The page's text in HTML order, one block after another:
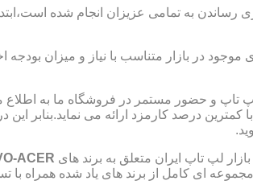
رساندن به تمامی عزیزان انجام شده
در بازار متناسب با نیاز و میزان
تاپ و حضور مستمر در فروشگاه ما به
کمترین درصد کارمزد ارائه می
لپ تاپ ایران متعلق به برند های ACER
ای کامل از برند های یاد شده همراه